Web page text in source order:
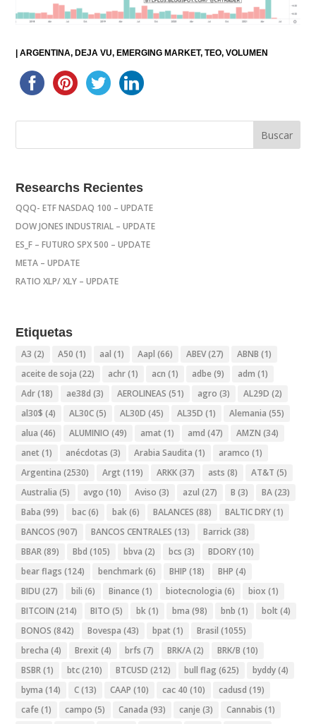
|ARGENTINA DEJA VU EMERGING MARKET TEO VOLUMEN
Researchs Recientes
QQQ- ETF NASDAQ 100 – UPDATE
DOW JONES INDUSTRIAL – UPDATE
ES_F – FUTURO SPX 500 – UPDATE
META – UPDATE
RATIO XLP/ XLY – UPDATE
Etiquetas
A3 (2) A50 (1) aal (1) Aapl (66) ABEV(27) ABNB (1)
aceite de soja (22) achr(1) acn (1) adbe (9) adm (1)
Adr(18) ae38d (3) AEROLINEAS (51) agro (3) AL29D (2)
al30$ (4) AL30C(5) AL30D (45) AL35D (1) Alemania (55)
alua (46) ALUMINIO (49) amat (1) amd (47) AMZN (34)
anet (1) anécdotas (3) Arabia Saudita (1) aramco (1)
Argentina (2530) Argt (119) ARKK(37) asts (8) AT&T (5)
Australia (5) avgo (10) Aviso (3) azul (27) B (3) BA(23)
Baba (99) bac(6) bak(6) BALANCES (88) BALTIC DRY(1)
BANCOS (907) BANCOS CENTRALES (13) Barrick(38)
BBAR(89) Bbd (105) bbva (2) bcs (3) BDORY(10)
bear flags (124) benchmark(6) BHIP (18) BHP (4)
BIDU (27) bili (6) Binance (1) biotecnologia (6) biox (1)
BITCOIN (214) BITO (5) bk(1) bma (98) bnb (1) bolt (4)
BONOS (842) Bovespa (43) bpat (1) Brasil (1055)
brecha (4) Brexit (4) brfs (7) BRK/A(2) BRK/B (10)
BSBR(1) btc(210) BTCUSD (212) bull flag (625) byddy(4)
byma (14) C(13) CAAP (10) cac 40 (10) cadusd (19)
cafe (1) campo (5) Canada (93) canje (3) Cannabis (1)